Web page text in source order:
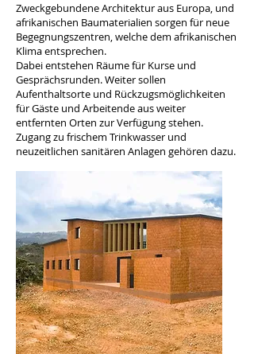
Zweckgebundene Architektur aus Europa, und
afrikanischen Baumaterialien sorgen für neue
Begegnungszentren, welche dem afrikanischen
Klima entsprechen.
Dabei entstehen Räume für Kurse und
Gesprächsrunden. Weiter sollen
Aufenthaltsorte und Rückzugsmöglichkeiten
für Gäste und Arbeitende aus weiter
entfernten Orten zur Verfügung stehen.
Zugang zu frischem Trinkwasser und
neuzeitlichen sanitären Anlagen gehören dazu.